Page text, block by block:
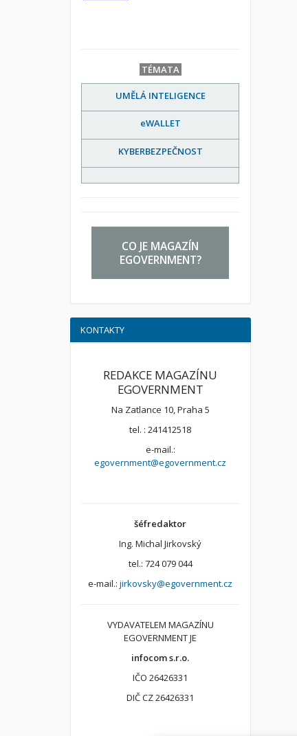
TÉMATA
UMĚLÁ INTELIGENCE
eWALLET
KYBERBEZPEČNOST
CO JE MAGAZÍN
EGOVERNMENT?
KONTAKTY
REDAKCE MAGAZÍNU
EGOVERNMENT
Na Zatlance 10, Praha 5
tel. : 241412518
e-mail.:
egovernment@egovernment.cz
šéfredaktor
Ing. Michal Jirkovský
tel.: 724 079 044
e-mail.:jirkovsky@egovernment.cz
VYDAVATELEM MAGAZÍNU
EGOVERNMENT JE
infocom s.r.o.
IČO 26426331
DIČ CZ 26426331